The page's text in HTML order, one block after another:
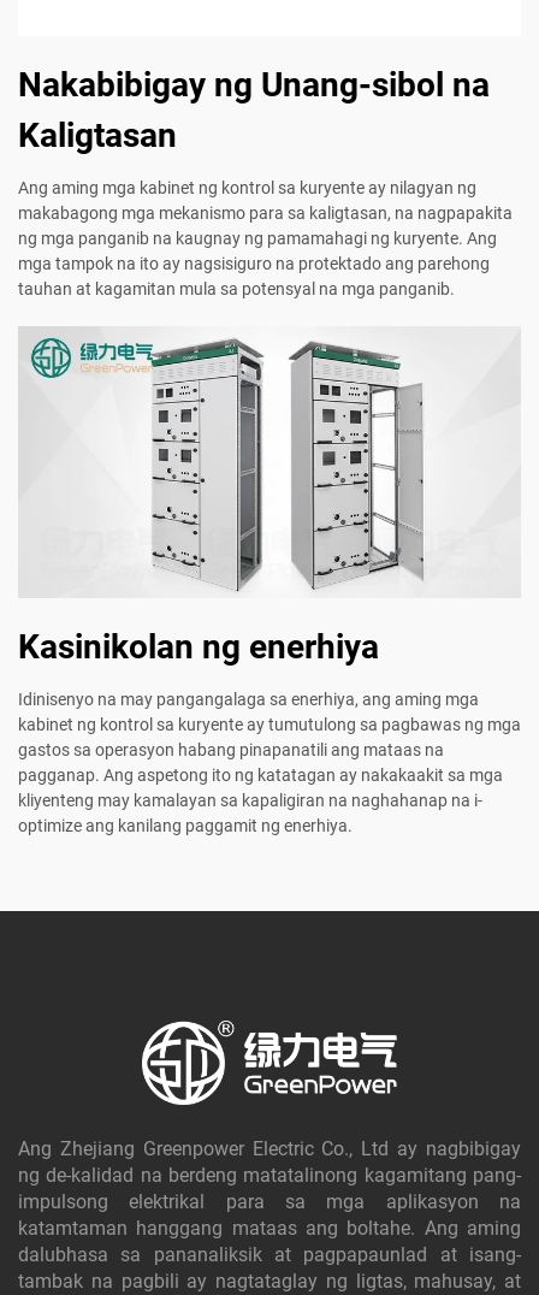
Nakabibigay ng Unang-sibol na
Kaligtasan
Ang aming mga kabinet ng kontrol sa kuryente ay nilagyan ng
makabagong mga mekanismo para sa kaligtasan, na nagpapakita
ng mga panganib na kaugnay ng pamamahagi ng kuryente. Ang
mga tampok na ito ay nagsisiguro na protektado ang parehong
tauhan at kagamitan mula sa potensyal na mga panganib.
Kasinikolan ng enerhiya
Idinisenyo na may pangangalaga sa enerhiya, ang aming mga
kabinet ng kontrol sa kuryente ay tumutulong sa pagbawas ng mga
gastos sa operasyon habang pinapanatili ang mataas na
pagganap. Ang aspetong ito ng katatagan ay nakakaakit sa mga
kliyenteng may kamalayan sa kapaligiran na naghahanap na i-
optimize ang kanilang paggamit ng enerhiya.
Ang Zhejiang Greenpower Electric Co., Ltd ay nagbibigay
ng de-kalidad na berdeng matatalinong kagamitang pang-
impulsong elektrikal para sa mga aplikasyon na
katamtaman hanggang mataas ang boltahe. Ang aming
dalubhasa sa pananaliksik at pagpapaunlad at isang-
tambak na pagbili ay nagtataglay ng ligtas, mahusay, at